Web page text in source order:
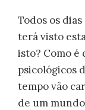
Todos os
terá visto
isto? Como é
psicológicos
tempo vão
de um